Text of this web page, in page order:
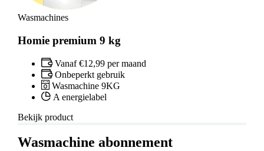
Wasmachines
Homie premium 9 kg
Vanaf €12,99 per maand
Onbeperkt gebruik
Wasmachine 9KG
A energielabel
Bekijk product
Wasmachine abonnement